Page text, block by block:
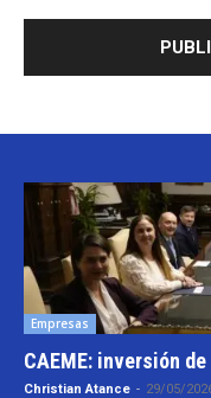
Empresas
CAEME: inversión
Christian Atance - 29/05/